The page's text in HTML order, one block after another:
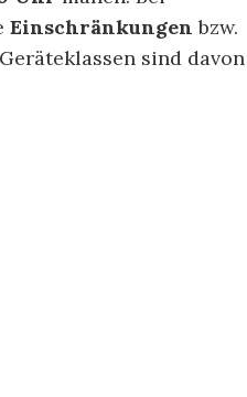
Einschränkungen bzw.
sind davon